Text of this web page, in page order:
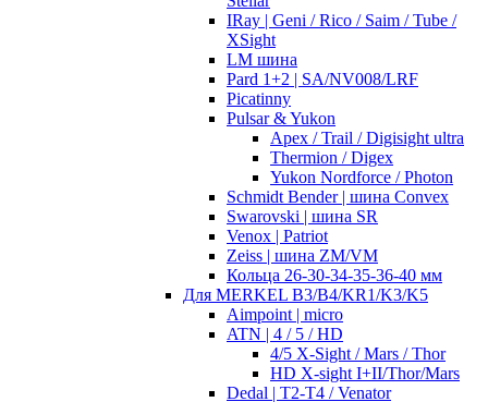
IRay | Geni / Rico / Saim / Tube /
XSight
LM шина
Pard 1+2 | SA/NV008/LRF
Picatinny
Pulsar & Yukon
Apex / Trail / Digisight ultra
Thermion / Digex
Yukon Nordforce / Photon
Schmidt Bender | шина Convex
Swarovski | шина SR
Venox | Patriot
Zeiss | шина ZM/VM
Кольца 26-30-34-35-36-40 мм
Для MERKEL B3/B4/KR1/K3/K5
Aimpoint | micro
ATN | 4 / 5 / HD
4/5 X-Sight / Mars / Thor
HD X-sight I+II/Thor/Mars
Dedal | T2-T4 / Venator